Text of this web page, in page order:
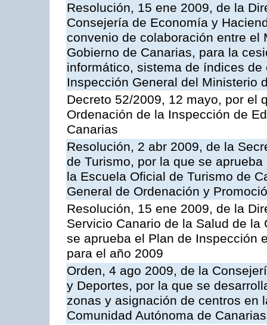
Resolución, 15 ene 2009, de la
Consejería de Economía y
convenio de colaboración entre
Gobierno de Canarias, para la
informático, sistema de índices
Inspección General del Ministerio
Decreto 52/2009, 12 mayo, por el
Ordenación de la Inspección de
Canarias
Resolución, 2 abr 2009, de la
de Turismo, por la que se
la Escuela Oficial de Turismo de
General de Ordenación y
Resolución, 15 ene 2009, de la
Servicio Canario de la Salud de
se aprueba el Plan de Inspección
para el año 2009
Orden, 4 ago 2009, de la
y Deportes, por la que se
zonas y asignación de centros en
Comunidad Autónoma de Canarias